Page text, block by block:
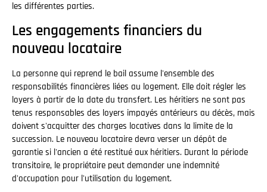
les différentes parties.
Les engagements financiers du
nouveau locataire
La personne qui reprend le bail assume l'ensemble des
responsabilités financières liées au logement. Elle doit régler les
loyers à partir de la date du transfert. Les héritiers ne sont pas
tenus responsables des loyers impayés antérieurs au décès, mais
doivent s'acquitter des charges locatives dans la limite de la
succession. Le nouveau locataire devra verser un dépôt de
garantie si l'ancien a été restitué aux héritiers. Durant la période
transitoire, le propriétaire peut demander une indemnité
d'occupation pour l'utilisation du logement.